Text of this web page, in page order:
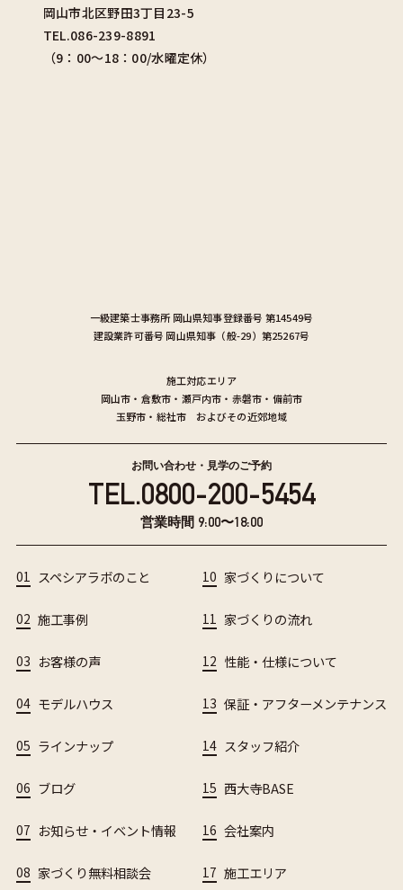
一級建築士事務所 岡山県知事登録番号 第14549号
建設業許可番号 岡山県知事（般-29）第25267号
施工対応エリア
岡山市 ・ 倉敷市 ・ 瀬戸内市 ・ 赤磐市 ・ 備前市
玉野市 ・ 総社市 およびその近郊地域
岡山市北区野田3丁目23-5
TEL.086-239-8891
（9：00〜18：00/水曜定休）
お問い合わせ・見学のご予約
TEL.0800-200-5454
営業時間 9:00〜18:00
01 スペシアラボのこと
02 施工事例
03 お客様の声
04 モデルハウス
05 ラインナップ
06 ブログ
07 お知らせ・イベント情報
08 家づくり無料相談会
10 家づくりについて
11 家づくりの流れ
12 性能・仕様について
13 保証・アフターメンテナンス
14 スタッフ紹介
15 西大寺BASE
16 会社案内
17 施工エリア